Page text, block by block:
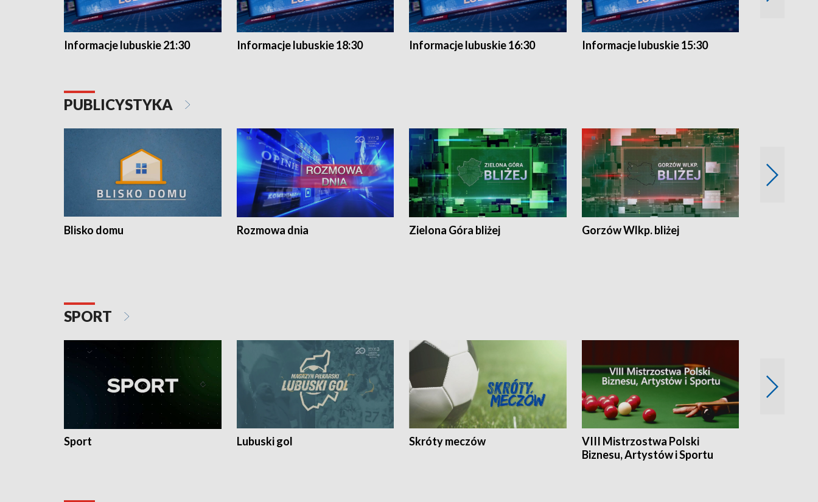
Informacje lubuskie 21:30 Informacje lubuskie 18:30 Informacje lubuskie 16:30 Informacje lubuskie 15:30
PUBLICYSTYKA
Blisko domu Rozmowa dnia Zielona Góra bliżej Gorzów Wlkp. bliżej
SPORT
Sport Lubuski gol Skróty meczów
VIII Mistrzostwa Polski
Biznesu, Artystów i Sportu